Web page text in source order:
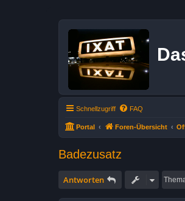
Schnellzugriff FAQ
Portal Foren-Übersicht
Badezusatz
Antworten